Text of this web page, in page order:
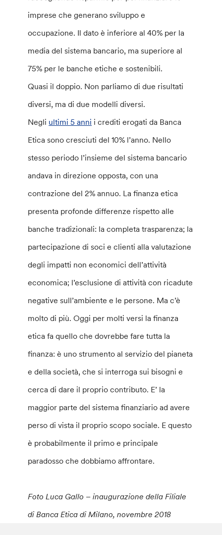
imprese che generano sviluppo e
occupazione. Il dato è inferiore al 40% per la
media del sistema bancario, ma superiore al
75% per le banche etiche e sostenibili.
Quasi il doppio. Non parliamo di due risultati
diversi, ma di due modelli diversi.
Negli ultimi 5 anni i crediti erogati da Banca
Etica sono cresciuti del 10% l’anno. Nello
stesso periodo l’insieme del sistema bancario
andava in direzione opposta, con una
contrazione del 2% annuo. La finanza etica
presenta profonde differenze rispetto alle
banche tradizionali: la completa trasparenza; la
partecipazione di soci e clienti alla valutazione
degli impatti non economici dell’attività
economica; l’esclusione di attività con ricadute
negative sull’ambiente e le persone. Ma c’è
molto di più. Oggi per molti versi la finanza
etica fa quello che dovrebbe fare tutta la
finanza: è uno strumento al servizio del pianeta
e della società, che si interroga sui bisogni e
cerca di dare il proprio contributo. E’ la
maggior parte del sistema finanziario ad avere
perso di vista il proprio scopo sociale. E questo
è probabilmente il primo e principale
paradosso che dobbiamo affrontare.
Foto Luca Gallo – inaugurazione della Filiale
di Banca Etica di Milano, novembre 2018